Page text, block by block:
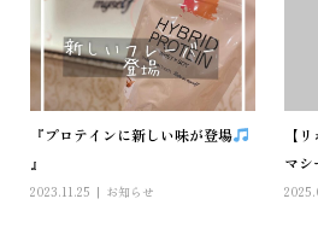
『プロテインに新しい味が登場
』
2023.11.25 お知らせ
【
マシ